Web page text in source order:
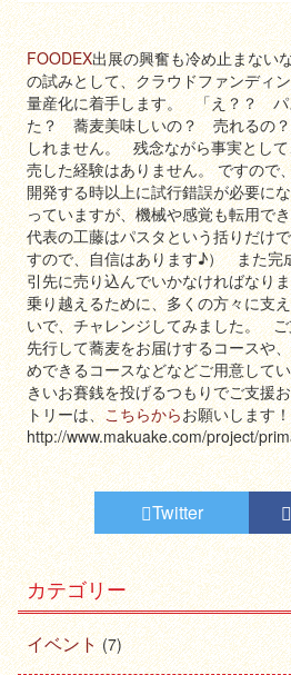
FOODEX出展の興奮も冷め止まない
の試みとして、クラウドファンディ
量産化に着手します。 「え？？ パ
た？ 蕎麦美味しいの？ 売れるの？
しれません。 残念ながら事実とし
売した経験はありません。 ですので
開発する時以上に試行錯誤が必要に
っていますが、機械や感覚も転用で
代表の工藤はパスタという括りだけ
すので、自信はあります♪） また完
引先に売り込んでいかなければなり
乗り越えるために、多くの方々に支
いで、チャレンジしてみました。
先行して蕎麦をお届けするコースや、
めできるコースなどなどご用意して
きいお賽銭を投げるつもりでご支援
トリーは、こちらからお願いします！
http://www.makuake.com/project/
Twitter
カテゴリー
イベント(7)